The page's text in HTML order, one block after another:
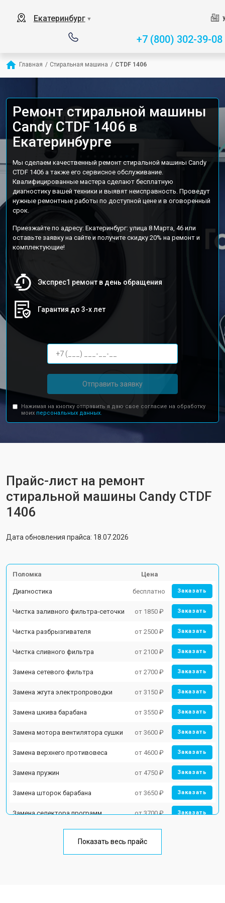
Екатеринбург ▼
+7 (800) 302-39-08
Главная / Стиральная машина / CTDF 1406
Ремонт стиральной машины
Candy CTDF 1406 в
Екатеринбурге
Мы сделаем качественный ремонт стиральной машины Candy
CTDF 1406 а также его сервисное обслуживание.
Квалифицированные мастера сделают бесплатную
диагностику вашей техники и выявят неисправность. Проведут
нужные ремонтные работы по доступной цене и в оговоренный
срок.
Приезжайте по адресу: Екатеринбург: улица 8 Марта, 46 или
оставьте заявку на сайте и получите скидку 20% на ремонт и
комплектующие!
Экспрес1 ремонт в день обращения
Гарантия до 3-х лет
Отправить заявку
Нажимая на кнопку отправить я даю свое согласие на обработку
моих персональных данных.
Прайс-лист на ремонт
стиральной машины Candy CTDF
1406
Дата обновления прайса: 18.07.2026
Поломка Цена
Диагностика бесплатно Заказать
Чистка заливного фильтра-сеточки от 1850 ₽ Заказать
Чистка разбрызгивателя от 2500 ₽ Заказать
Чистка сливного фильтра от 2100 ₽ Заказать
Замена сетевого фильтра от 2700 ₽ Заказать
Замена жгута электропроводки от 3150 ₽ Заказать
Замена шкива барабана от 3550 ₽ Заказать
Замена мотора вентилятора сушки от 3600 ₽ Заказать
Замена верхнего противовеса от 4600 ₽ Заказать
Замена пружин от 4750 ₽ Заказать
Замена шторок барабана от 3650 ₽ Заказать
Замена селектора программ от 3700 ₽ Заказать
Замена опоры бака от 2800 ₽
Показать весь прайс